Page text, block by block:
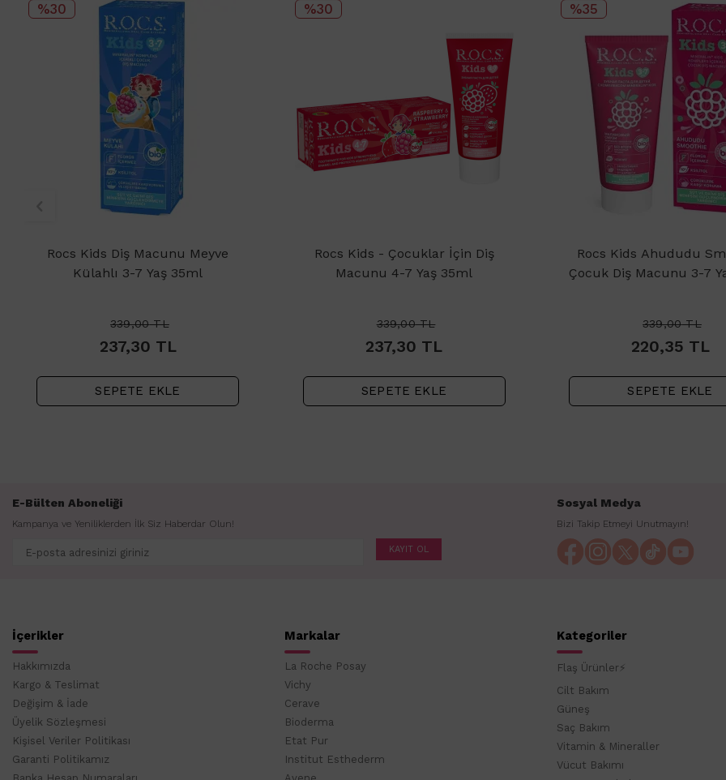
%30
Rocs Kids Diş Macunu Meyve
Külahlı 3-7 Yaş 35ml
339,00TL
237,30 TL
SEPETE EKLE
%30
Rocs Kids - Çocuklar İçin Diş
Macunu 4-7 Yaş 35ml
339,00TL
237,30 TL
SEPETE EKLE
%35
Rocs Kids Ahududu
Çocuk Diş Macunu 3-7
339,00TL
220,35 TL
SEPETE EKLE
E-Bülten Aboneliği
Kampanya ve Yeniliklerden İlk Siz Haberdar Olun!
KAYIT OL
Sosyal Medya
Bizi Takip Etmeyi Unutmayın!
İçerikler
Hakkımızda
Kargo & Teslimat
Değişim & İade
Üyelik Sözleşmesi
Kişisel Veriler Politikası
Garanti Politikamız
Markalar
La Roche Posay
Vichy
Cerave
Bioderma
Etat Pur
Institut Esthederm
Kategoriler
Flaş Ürünler⚡
Cilt Bakım
Güneş
Saç Bakım
Vitamin & Mineraller
Vücut Bakımı